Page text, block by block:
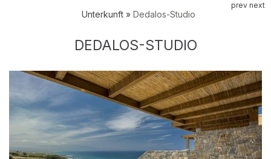
Unterkunft » Dedalos-Studio
DEDALOS-STUDIO
prev next